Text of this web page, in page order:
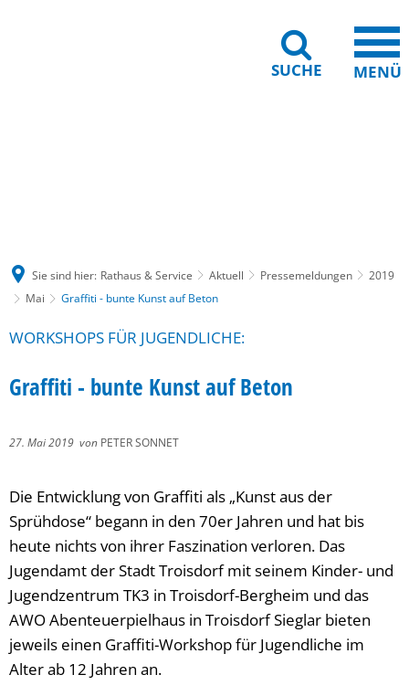
SUCHE MENÜ
Sie sind hier: Rathaus & Service Aktuell Pressemeldungen
2019
Mai
Graffiti - bunte Kunst auf Beton
WORKSHOPS FÜR JUGENDLICHE:
Graffiti - bunte Kunst auf Beton
27. Mai 2019 von PETER SONNET
Die Entwicklung von Graffiti als „Kunst aus der
Sprühdose“ begann in den 70er Jahren und hat bis
heute nichts von ihrer Faszination verloren. Das
Jugendamt der Stadt Troisdorf mit seinem Kinder- und
Jugendzentrum TK3 in Troisdorf-Bergheim und das
AWO Abenteuerpielhaus in Troisdorf Sieglar bieten
jeweils einen Graffiti-Workshop für Jugendliche im
Alter ab 12 Jahren an.